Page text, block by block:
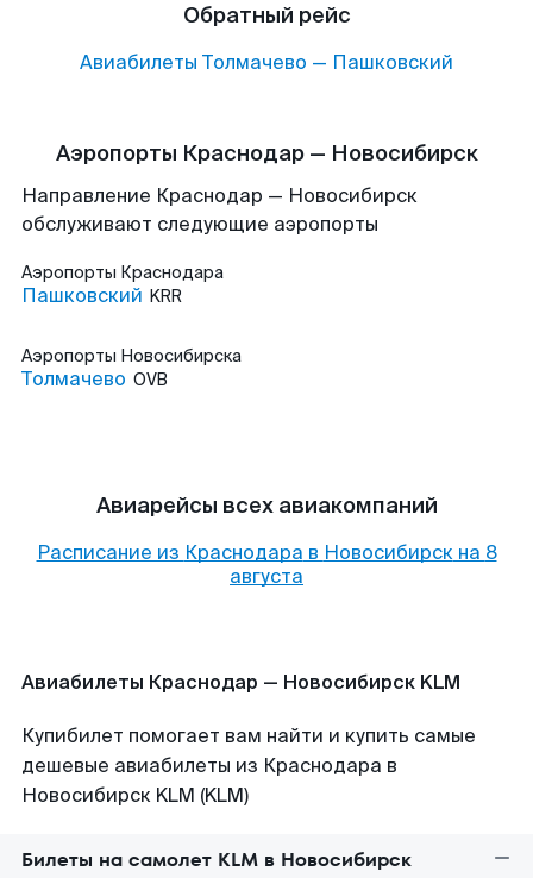
Обратный рейс
Авиабилеты Толмачево — Пашковский
Аэропорты Краснодар — Новосибирск
Направление Краснодар — Новосибирск
обслуживают следующие аэропорты
Аэропорты Краснодара
Пашковский KRR
Аэропорты Новосибирска
Толмачево OVB
Авиарейсы всех авиакомпаний
Расписание из Краснодара в Новосибирскна 8
августа
Авиабилеты Краснодар — Новосибирск KLM
Купибилет помогает вам найти и купить самые
дешевые авиабилеты из Краснодара в
Новосибирск KLM (KLM)
Билеты на самолет KLM в Новосибирск